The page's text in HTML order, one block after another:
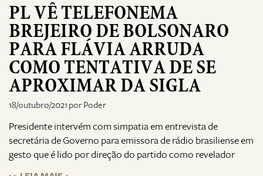
PL VÊ TELEFONEMA
BREJEIRO DE BOLSONARO
PARA FLÁVIA ARRUDA
COMO TENTATIVA DE SE
APROXIMAR DA SIGLA
18/outubro/2021 por Poder
Presidente intervém com simpatia em entrevista de
secretária de Governo para emissora de rádio brasiliense em
gesto que é lido por direção do partido como revelador